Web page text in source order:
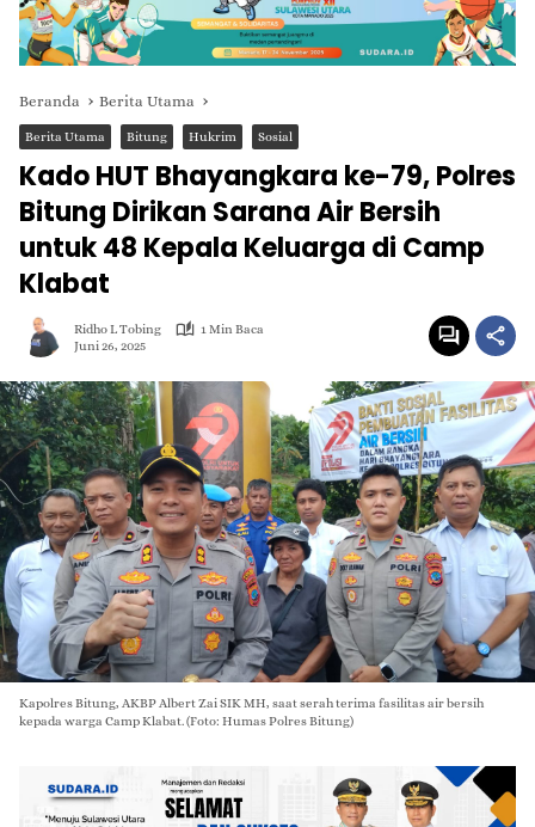
Beranda Berita Utama
Berita Utama Bitung Hukrim Sosial
Kado HUT Bhayangkara ke-79, Polres
Bitung Dirikan Sarana Air Bersih
untuk 48 Kepala Keluarga di Camp
Klabat
Ridho L Tobing
1 Min Baca
Juni 26, 2025
Kapolres Bitung, AKBP Albert Zai SIK MH, saat serah terima fasilitas air bersih
kepada warga Camp Klabat. (Foto: Humas Polres Bitung)